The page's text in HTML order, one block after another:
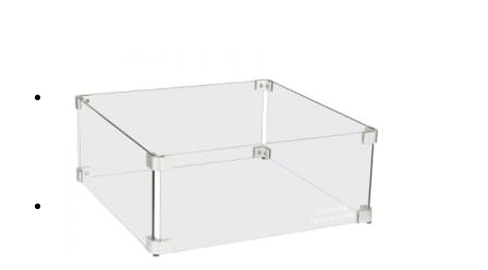
Vuurschalen
Mobiele gaskachel